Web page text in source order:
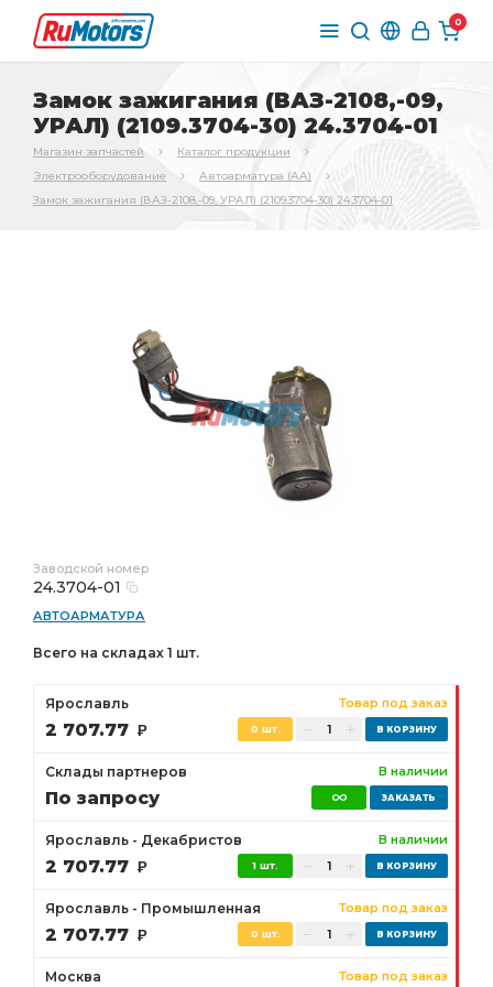
0
Замок зажигания (ВАЗ-2108,-09,
УРАЛ) (2109.3704-30) 24.3704-01
Магазин запчастей
Каталог продукции
Электрооборудование
Автоарматура (АА)
Замок зажигания (ВАЗ-2108,-09, УРАЛ) (2109.3704-30) 24.3704-01
Заводской номер
24.3704-01
АВТОАРМАТУРА
Всего на складах 1 шт.
Ярославль Товар под заказ
2 707.77 Р 0 шт.
Склады партнеров В наличии
По запросу
Ярославль - Декабристов В наличии
2 707.77 Р 1 шт.
Ярославль - Промышленная Товар под заказ
2 707.77 Р 0 шт.
Москва Товар под заказ